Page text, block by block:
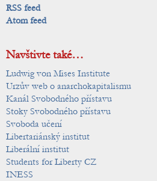
RSS feed
Atom feed
Navštivte také…
Ludwig von Mises Institute
Urzův web o anarchokapitalismu
Kanál Svobodného přístavu
Stoky Svobodného přístavu
Svoboda učení
Libertariánský institut
Liberální institut
Students for Liberty CZ
INESS